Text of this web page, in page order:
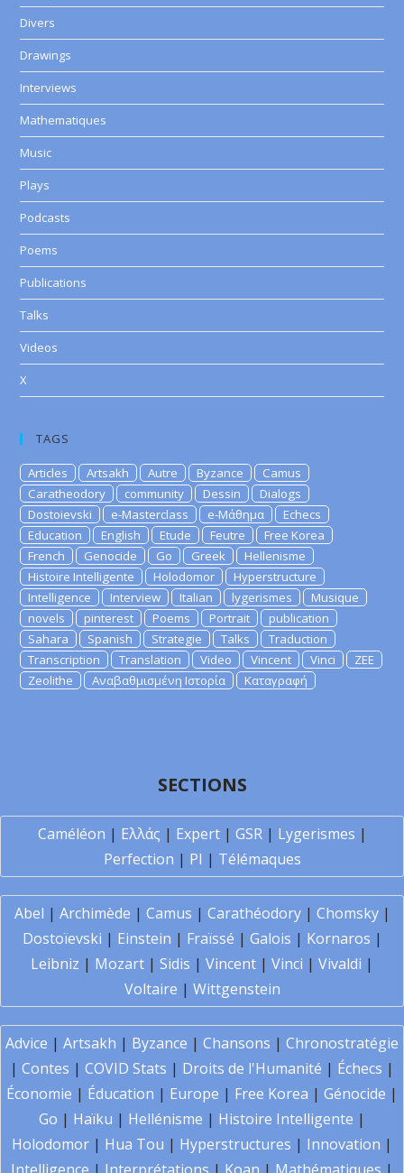
Divers
Drawings
Interviews
Mathematiques
Music
Plays
Podcasts
Poems
Publications
Talks
Videos
X
TAGS
Articles Artsakh Autre Byzance
Camus
Caratheodory
community Dessin
Dialogs
Dostoievski
e-Masterclass e-Μάθημα
Echecs
Education
English Etude Feutre
Free Korea
French
Genocide Go Greek
Hellenisme
Histoire Intelligente
Holodomor
Hyperstructure
Intelligence
Interview Italian lygerismes
Musique
novels
pinterest Poems Portrait
publication
Sahara
Spanish Strategie Talks
Traduction
Transcription
Translation Video Vincent Vinci
ZEE
Zeolithe
Αναβαθμισμένη Ιστορία Καταγραφή
SECTIONS
Caméléon | Ελλάς | Expert| GSR| Lygerismes |
Perfection | PI | Télémaques
Abel | Archimède | Camus | Carathéodory| Chomsky|
Dostoïevski | Einstein | Fraïssé | Galois | Kornaros |
Leibniz | Mozart | Sidis | Vincent | Vinci | Vivaldi |
Voltaire | Wittgenstein
Advice | Artsakh | Byzance | Chansons | Chronostratégie
| Contes | COVID Stats | Droits de l'Humanité | Échecs |
Économie | Éducation | Europe | Free Korea | Génocide |
Go | Haïku | Hellénisme | Histoire Intelligente |
Holodomor | Hua Tou | Hyperstructures | Innovation |